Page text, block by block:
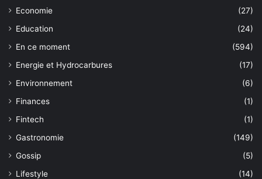
Economie
(27)
Education
(24)
En ce moment
(594)
Energie et Hydrocarbures
(17)
Environnement
(6)
Finances
(1)
Fintech
(1)
Gastronomie
(149)
Gossip
(5)
Lifestyle
(14)